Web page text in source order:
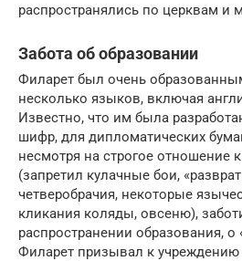
распространялись по церквам и
Забота об образовании
Филарет был очень
несколько языков, включая
Известно, что им была
шифр, для дипломатических
несмотря на строгое отношение
(запретил кулачные бои,
четверобрачия, некоторые
кликания коляды, овсеню),
распространении образования,
Филарет призывал к